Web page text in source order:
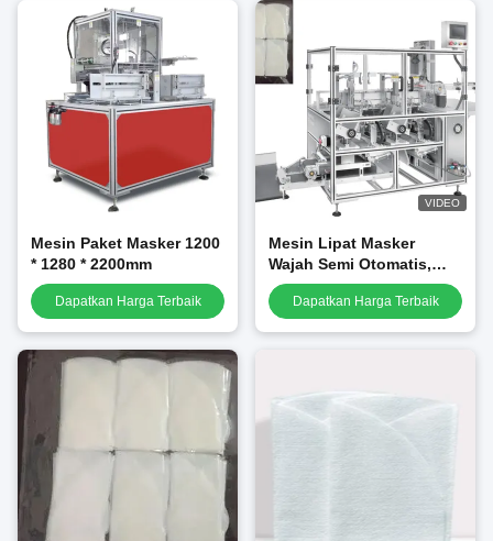
Mesin Paket Masker 1200
* 1280 * 2200mm
Dapatkan Harga Terbaik
VIDEO
Mesin Lipat Masker
Wajah Semi Otomatis,
Mesin Pembuat Masker
Dapatkan Harga Terbaik